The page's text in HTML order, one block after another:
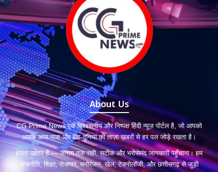
About Us
CG Prime News एक विश्वसनीय और निष्पक्ष हिंदी न्यूज़ पोर्टल है, जो आपको
आपके आस-पास और देश-दुनिया की ताज़ा ख़बरों से हर पल जोड़े रखता है।
हमारा उद्देश्य है — जनता तक सही, सटीक और भरोसेमंद जानकारी पहुँचाना। हम
राजनीति, शिक्षा, रोजगार, मनोरंजन, खेल, टेक्नोलॉजी, और छत्तीसगढ़ से जुड़ी